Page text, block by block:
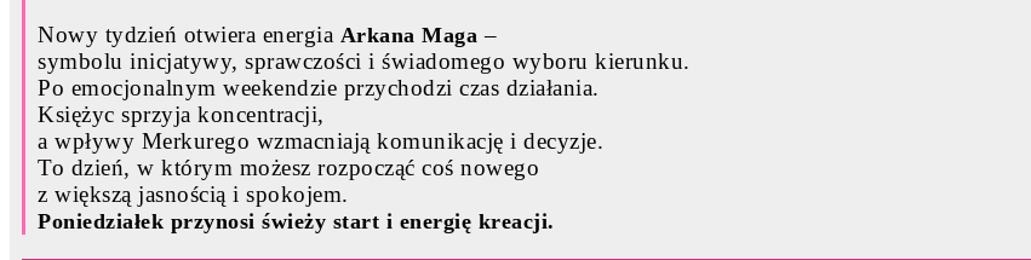
Nowy tydzień otwiera energia Arkana Maga –
symbolu inicjatywy, sprawczości i świadomego wyboru kierunku.
Po emocjonalnym weekendzie przychodzi czas działania.
Księżyc sprzyja koncentracji,
a wpływy Merkurego wzmacniają komunikację i decyzje.
To dzień, w którym możesz rozpocząć coś nowego
z większą jasnością i spokojem.
Poniedziałek przynosi świeży start i energię kreacji.